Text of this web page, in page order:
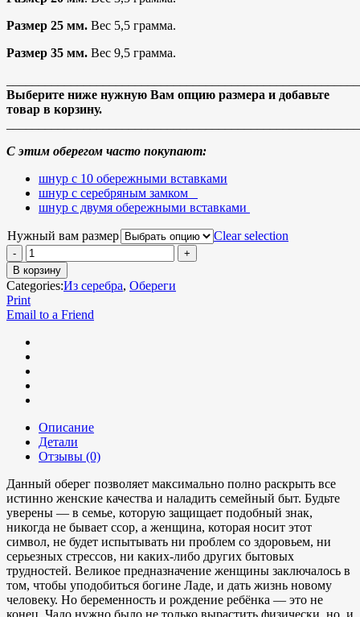
Размер 25 мм. Вес 5,5 грамма.
Размер 35 мм. Вес 9,5 грамма.
Выберите ниже нужную Вам опцию размера и добавьте
товар в корзину.
С этим оберегом часто покупают:
шнур с 10 обережными вставками
шнур с серебряным замком
шнур с двумя обережными вставками
Нужный вам размер Clear selection
В корзину
Categories:Из серебра, Обереги
Print
Email to a Friend
Описание
Детали
Отзывы (0)
Данный оберег позволяет максимально полно раскрыть все
истинно женские качества и наладить семейный быт. Будьте
уверены — в семье, которую защищает подобный знак,
никогда не бывает ссор, а женщина, которая носит этот
символ, не будет испытывать ни проблем со здоровьем, ни
серьезных стрессов, ни каких-либо других бытовых
трудностей. Великое предназначение женщины заключалось в
том, чтобы уподобиться богине Ладе, и дать жизнь новому
человеку. Но беременность и рождение ребёнка — это не
конец. Чадо нужно было не только вырастить физически, но, и